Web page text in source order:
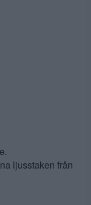
ljusstaken från